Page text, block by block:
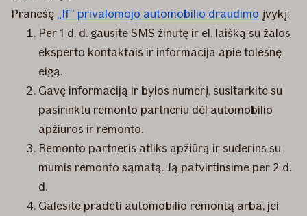
Pranešę „If“ privalomojo automobilio draudimo įvykį:
Per 1 d. d. gausite SMS žinutę ir el. laišką su žalos
eksperto kontaktais ir informacija apie tolesnę
eigą.
Gavę informaciją ir bylos numerį, susitarkite su
pasirinktu remonto partneriu dėl automobilio
apžiūros ir remonto.
Remonto partneris atliks apžiūrą ir suderins su
mumis remonto sąmatą. Ją patvirtinsime per 2 d.
d.
Galėsite pradėti automobilio remontą arba, jei